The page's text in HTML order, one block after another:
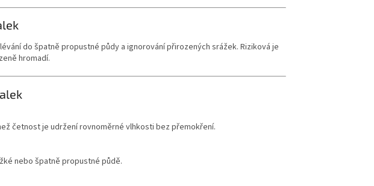
do špatně propustné půdy a ignorování přirozených srážek. Riziková je
hromadí.
četnost je udržení rovnoměrné vlhkosti bez přemokření.
nebo špatně propustné půdě.